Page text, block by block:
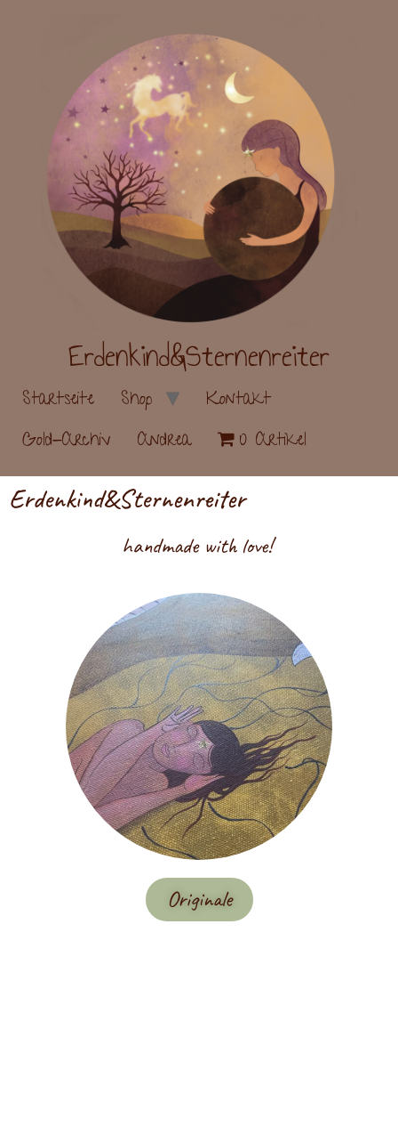
Erdenkind&Sternenreiter
Startseite Shop
Kontakt
Gold-Archiv
Andrea 0 Artikel
Erdenkind&Sternenreiter
handmade with love!
Originale